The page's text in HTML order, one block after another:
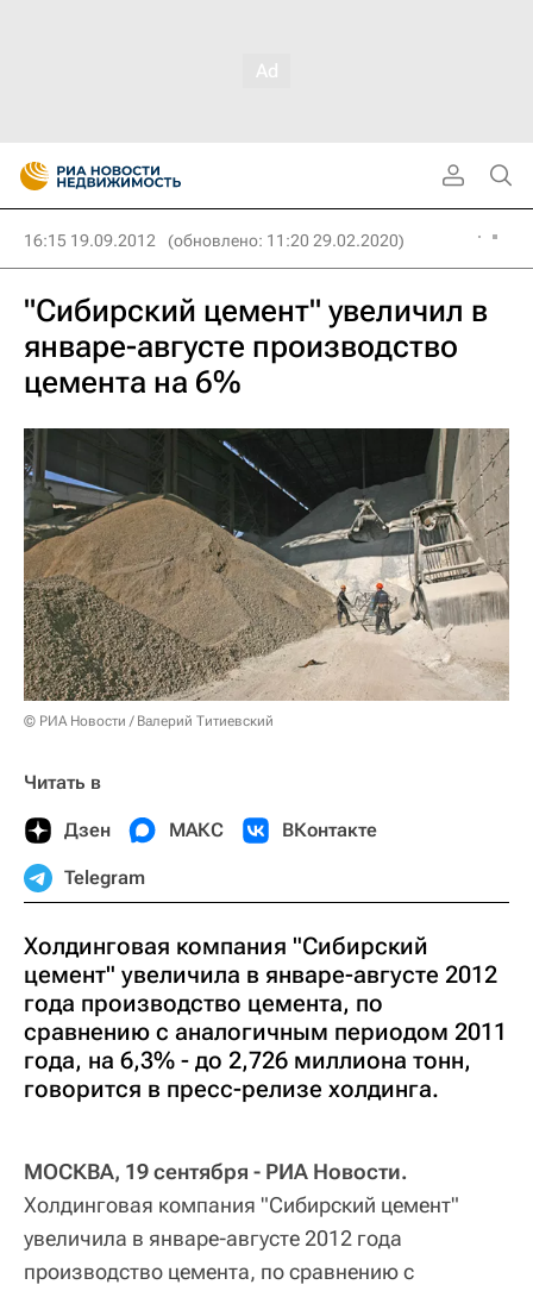
16:15 19.09.2012 (обновлено: 11:20 29.02.2020)
"Сибирский цемент" увеличил в
январе-августе производство
цемента на 6%
© РИА Новости / Валерий Титиевский
Читать в
Дзен МАКС ВКонтакте
Telegram
Холдинговая компания "Сибирский
цемент" увеличила в январе-августе 2012
года производство цемента, по
сравнению с аналогичным периодом 2011
года, на 6,3% - до 2,726 миллиона тонн,
говорится в пресс-релизе холдинга.
МОСКВА, 19 сентября - РИА Новости.
Холдинговая компания "Сибирский цемент"
увеличила в январе-августе 2012 года
производство цемента, по сравнению с